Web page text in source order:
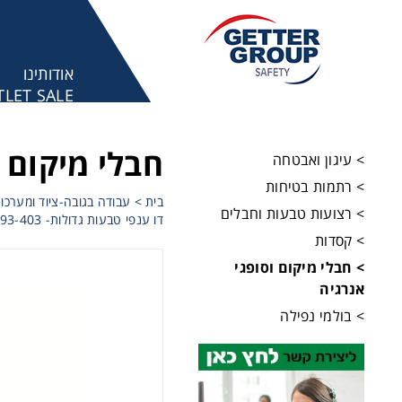
אודותינו
SALE
> עיגון ואבטחה
> רתמות בטיחות
> רצועות טבעות וחבלים
> קסדות
> חבלי מיקום וסופגי
אנרגיה
> בולמי נפילה
חבלי מיקום
בית> עבודה בגובה-ציוד
דו ענפי טבעות גדולות- 93-403